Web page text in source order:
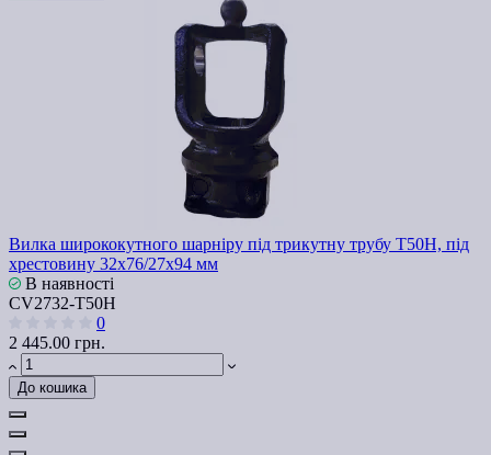
Вилка ширококутного шарніру під трикутну трубу Т50H, під
хрестовину 32х76/27х94 мм
В наявності
СV2732-Т50H
0
2 445.00 грн.
До кошика